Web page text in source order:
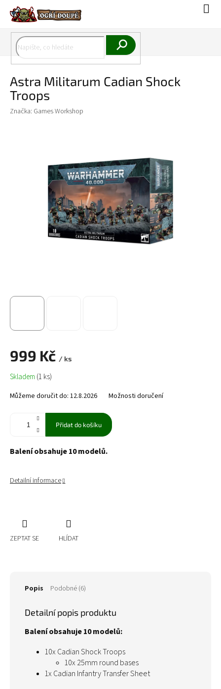
obsah
Astra Militarum Cadian Shock
Troops
Značka: Games Workshop
999 Kč / ks
Měrná
cena:
Skladem (1 ks)
Můžeme doručit do: 12.8.2026 Možnosti doručení
Přidat do košíku
Balení obsahuje 10 modelů.
Detailní informace
ZEPTAT SE HLÍDAT
Popis Podobné (6)
Detailní popis produktu
Balení obsahuje 10 modelů:
10x Cadian Shock Troops
10x 25mm round bases
1x Cadian Infantry Transfer Sheet